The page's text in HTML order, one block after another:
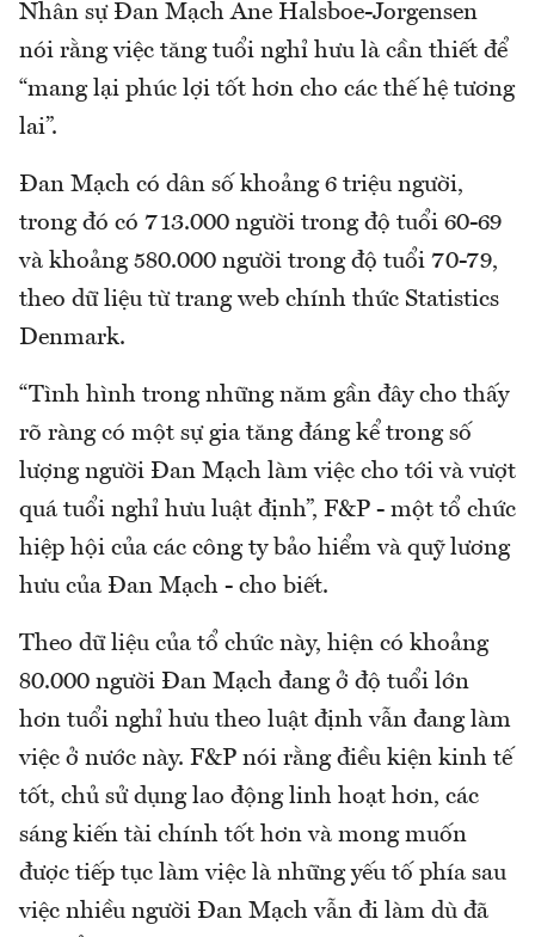
Nhân sự Đan Mạch Ane Halsboe-Jorgensen
nói rằng việc tăng tuổi nghỉ hưu là cần thiết để
“mang lại phúc lợi tốt hơn cho các thế hệ tương
lai”.
Đan Mạch có dân số khoảng 6 triệu người,
trong đó có 713.000 người trong độ tuổi 60-69
và khoảng 580.000 người trong độ tuổi 70-79,
theo dữ liệu từ trang web chính thức Statistics
Denmark.
“Tình hình trong những năm gần đây cho thấy
rõ ràng có một sự gia tăng đáng kể trong số
lượng người Đan Mạch làm việc cho tới và vượt
quá tuổi nghỉ hưu luật định”, F&P - một tổ chức
hiệp hội của các công ty bảo hiểm và quỹ lương
hưu của Đan Mạch - cho biết.
Theo dữ liệu của tổ chức này, hiện có khoảng
80.000 người Đan Mạch đang ở độ tuổi lớn
hơn tuổi nghỉ hưu theo luật định vẫn đang làm
việc ở nước này. F&P nói rằng điều kiện kinh tế
tốt, chủ sử dụng lao động linh hoạt hơn, các
sáng kiến tài chính tốt hơn và mong muốn
được tiếp tục làm việc là những yếu tố phía sau
việc nhiều người Đan Mạch vẫn đi làm dù đã